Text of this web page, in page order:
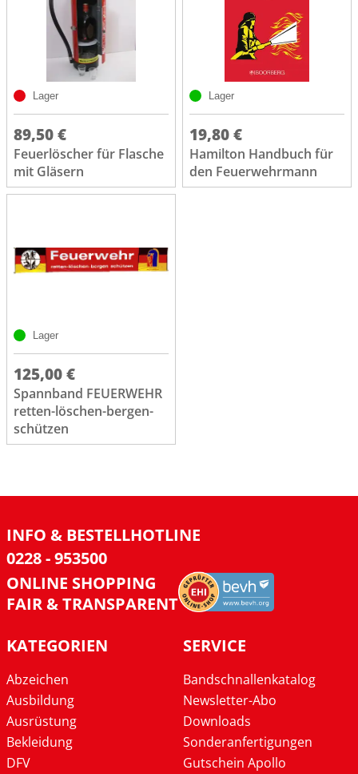
Lager
89,50 €
Feuerlöscher für Flasche
mit Gläsern
Lager
19,80 €
Hamilton Handbuch für
den Feuerwehrmann
Lager
125,00 €
Spannband FEUERWEHR
retten-löschen-bergen-
schützen
INFO & BESTELLHOTLINE
0228 - 953500
ONLINE SHOPPING
FAIR & TRANSPARENT
KATEGORIEN
Abzeichen
Ausbildung
Ausrüstung
Bekleidung
DFV
SERVICE
Bandschnallenkatalog
Newsletter-Abo
Downloads
Sonderanfertigungen
Gutschein Apollo